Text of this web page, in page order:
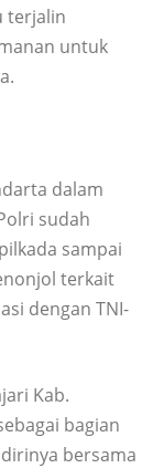
terjalin
untuk
dalam
sudah
sampai
terkait
dengan TNI-
Kab.
bagian
bersama